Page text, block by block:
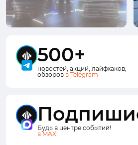
500+
новостей, акций, лайфхаков,
обзоров в Telegram
Будь в центре событий!
в MAX